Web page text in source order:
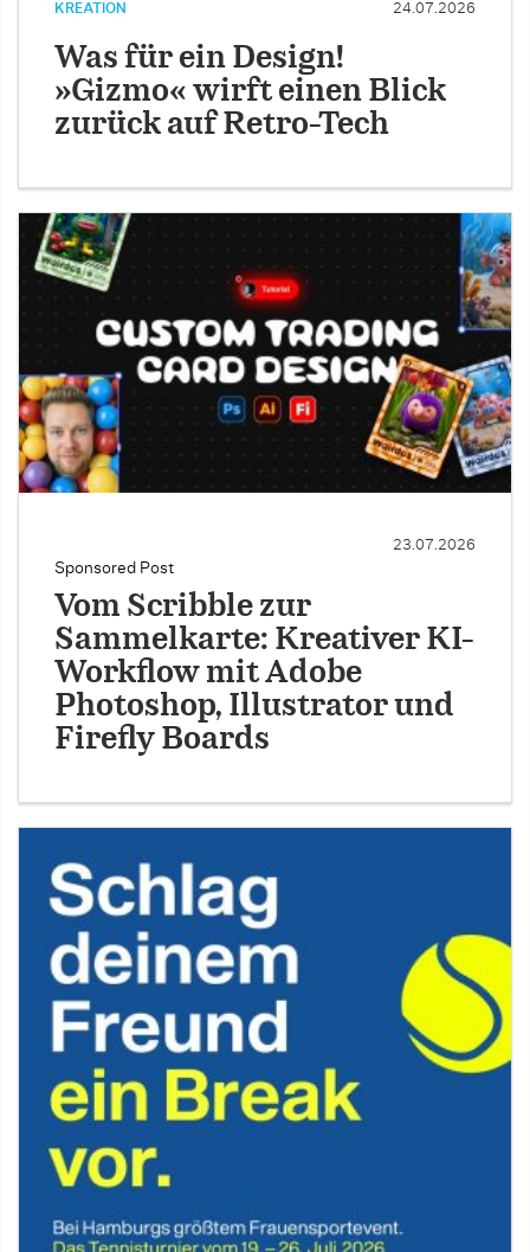
KREATION 24.07.2026
Was für ein Design!
»Gizmo« wirft einen Blick
zurück auf Retro-Tech
Sponsored Post
23.07.2026
Vom Scribble zur
Sammelkarte: Kreativer KI-
Workflow mit Adobe
Photoshop, Illustrator und
Firefly Boards